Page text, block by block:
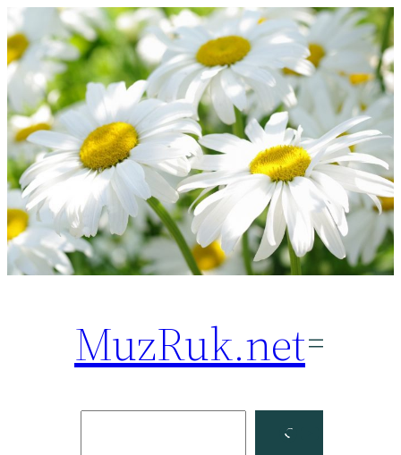
Перейти
к
содержимому
MuzRuk.net
Facebook